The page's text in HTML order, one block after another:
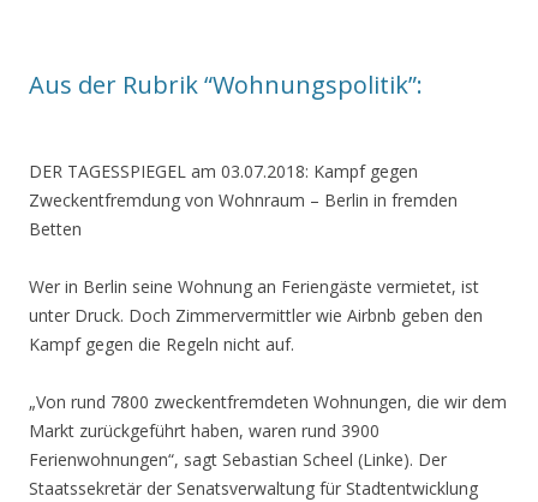
Aus der Rubrik “Wohnungspolitik”:
DER TAGESSPIEGEL am 03.07.2018: Kampf gegen
Zweckentfremdung von Wohnraum – Berlin in fremden
Betten
Wer in Berlin seine Wohnung an Feriengäste vermietet, ist
unter Druck. Doch Zimmervermittler wie Airbnb geben den
Kampf gegen die Regeln nicht auf.
„Von rund 7800 zweckentfremdeten Wohnungen, die wir dem
Markt zurückgeführt haben, waren rund 3900
Ferienwohnungen“, sagt Sebastian Scheel (Linke). Der
Staatssekretär der Senatsverwaltung für Stadtentwicklung